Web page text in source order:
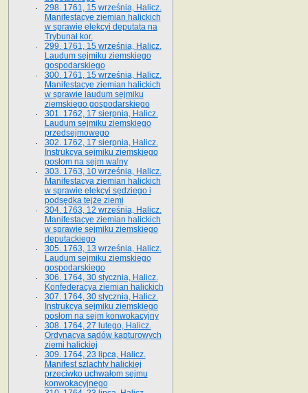
298. 1761, 15 września, Halicz.
Manifestacye ziemian halickich
w sprawie elekcyi deputata na
Trybunał kor.
299. 1761, 15 września, Halicz.
Laudum sejmiku ziemskiego
gospodarskiego
300. 1761, 15 września, Halicz.
Manifestacye ziemian halickich
w sprawie laudum sejmiku
ziemskiego gospodarskiego
301. 1762, 17 sierpnia, Halicz.
Laudum sejmiku ziemskiego
przedsejmowego
302. 1762, 17 sierpnia, Halicz.
Instrukcya sejmiku ziemskiego
posłom na sejm walny
303. 1763, 10 września, Halicz.
Manifestacya ziemian halickich
w sprawie elekcyi sędziego i
podsędka tejże ziemi
304. 1763, 12 września, Halicz.
Manifestacye ziemian halickich
w sprawie sejmiku ziemskiego
deputackiego
305. 1763, 13 września, Halicz.
Laudum sejmiku ziemskiego
gospodarskiego
306. 1764, 30 stycznia, Halicz.
Konfederacya ziemian halickich
307. 1764, 30 stycznia, Halicz.
Instrukcya sejmiku ziemskiego
posłom na sejm konwokacyjny
308. 1764, 27 lutego, Halicz.
Ordynacya sądów kapturowych
ziemi halickiej
309. 1764, 23 lipca, Halicz.
Manifest szlachty halickiej
przeciwko uchwałom sejmu
konwokacyjnego